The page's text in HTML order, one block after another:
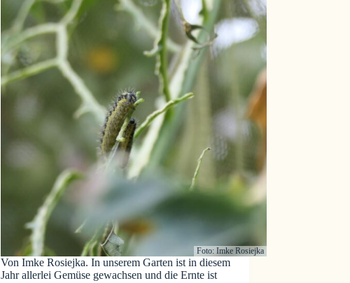
Foto: Imke Rosiejka
Von Imke Rosiejka. In unserem Garten ist in diesem
Jahr allerlei Gemüse gewachsen und die Ernte ist